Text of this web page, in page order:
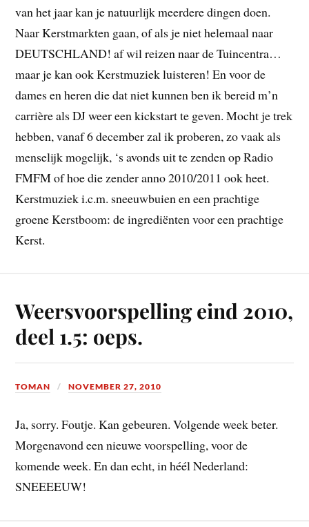
van het jaar kan je natuurlijk meerdere dingen doen.
Naar Kerstmarkten gaan, of als je niet helemaal naar
DEUTSCHLAND! af wil reizen naar de Tuincentra…
maar je kan ook Kerstmuziek luisteren! En voor de
dames en heren die dat niet kunnen ben ik bereid m’n
carrière als DJ weer een kickstart te geven. Mocht je trek
hebben, vanaf 6 december zal ik proberen, zo vaak als
menselijk mogelijk, ‘s avonds uit te zenden op Radio
FMFM of hoe die zender anno 2010/2011 ook heet.
Kerstmuziek i.c.m. sneeuwbuien en een prachtige
groene Kerstboom: de ingrediënten voor een prachtige
Kerst.
Weersvoorspelling eind 2010,
deel 1.5: oeps.
TOMAN NOVEMBER 27, 2010
Ja, sorry. Foutje. Kan gebeuren. Volgende week beter.
Morgenavond een nieuwe voorspelling, voor de
komende week. En dan echt, in héél Nederland:
SNEEEEUW!